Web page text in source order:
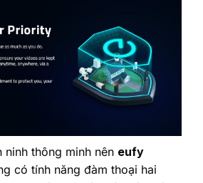
ninh thông minh nên eufy
có tính năng đàm thoại hai